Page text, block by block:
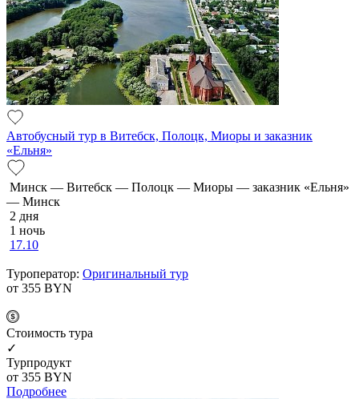
Автобусный тур в Витебск, Полоцк, Миоры и заказник
«Ельня»
Минск — Витебск — Полоцк — Миоры — заказник «Ельня»
— Минск
2 дня
1 ночь
17.10
Туроператор: Оригинальный тур
от 355 BYN
Cтоимость тура
✓
Турпродукт
от 355 BYN
Подробнее